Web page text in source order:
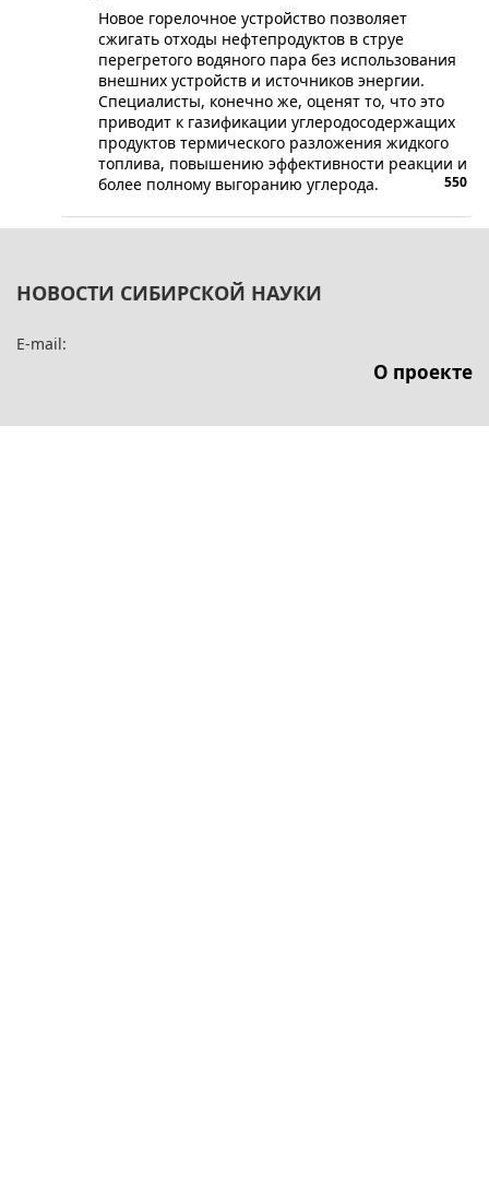
​Новое горелочное устройство позволяет
сжигать отходы нефтепродуктов в струе
перегретого водяного пара без использования
внешних устройств и источников энергии.
Специалисты, конечно же, оценят то, что это
приводит к газификации углеродосодержащих
продуктов термического разложения жидкого
топлива, повышению эффективности реакции и
более полному выгоранию углерода.
550
НОВОСТИ СИБИРСКОЙ НАУКИ
E-mail:
О проекте